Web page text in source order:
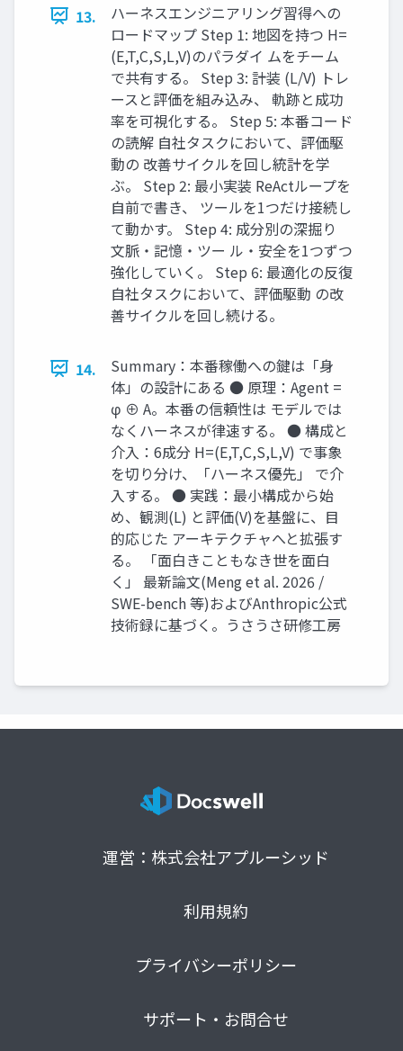
13.
ハーネスエンジニアリング習得への
ロードマップ Step 1: 地図を持つ H=
(E,T,C,S,L,V)のパラダイ ムをチーム
で共有する。 Step 3: 計装 (L/V) トレ
ースと評価を組み込み、 軌跡と成功
率を可視化する。 Step 5: 本番コード
の読解 自社タスクにおいて、評価駆
動の 改善サイクルを回し統計を学
ぶ。 Step 2: 最小実装 ReActループを
自前で書き、 ツールを1つだけ接続し
て動かす。 Step 4: 成分別の深掘り
文脈・記憶・ツー ル・安全を1つずつ
強化していく。 Step 6: 最適化の反復
自社タスクにおいて、評価駆動 の改
善サイクルを回し続ける。
14.
Summary：本番稼働への鍵は「身
体」の設計にある ● 原理：Agent =
φ ⊕ A。本番の信頼性は モデルでは
なくハーネスが律速する。 ● 構成と
介入：6成分 H=(E,T,C,S,L,V) で事象
を切り分け、「ハーネス優先」 で介
入する。 ● 実践：最小構成から始
め、観測(L) と評価(V)を基盤に、目
的応じた アーキテクチャへと拡張す
る。 「面白きこともなき世を面白
く」 最新論文(Meng et al. 2026 /
SWE-bench 等)およびAnthropic公式
技術録に基づく。うさうさ研修工房
運営：株式会社アプルーシッド
利用規約
プライバシーポリシー
サポート・お問合せ